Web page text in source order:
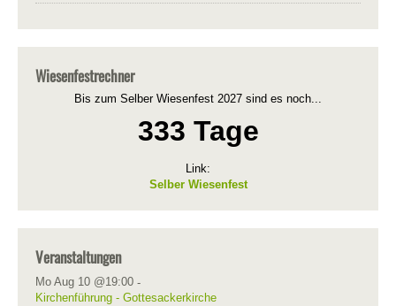
Wiesenfestrechner
Bis zum Selber Wiesenfest 2027 sind es noch...
333 Tage
Link:
Selber Wiesenfest
Veranstaltungen
Mo Aug 10 @19:00 -
Kirchenführung - Gottesackerkirche